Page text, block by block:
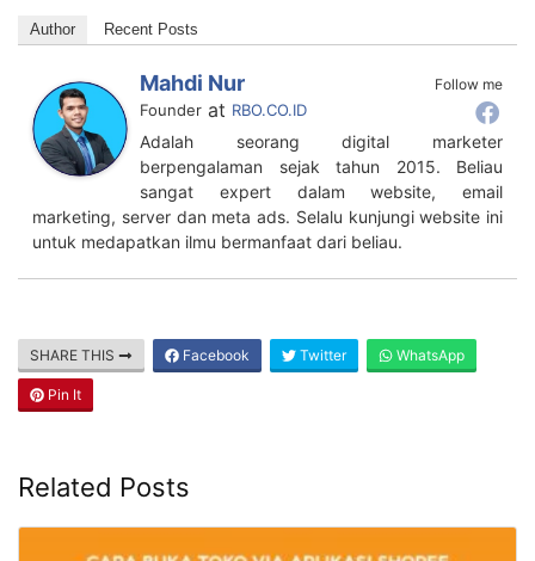
Lagi tren,cara daftar afiliasi tiktok bisa dapatkan cuan
dengan instan. Cara daftar tiktok affiliate 2023 +
syarat cuan lewat konten. Cara daftar afiliasi tiktok
shop paling mudah
Author Recent Posts
Follow me
Mahdi Nur
Adalah seorang digital marketer
berpengalaman sejak tahun 2015. Beliau
marketing, server dan meta ads. Selalu kunjungi website ini
SHARE THIS Facebook Twitter WhatsApp